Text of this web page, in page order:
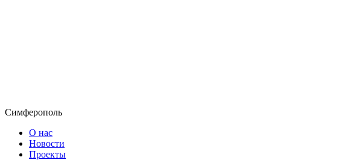
Симферополь
О нас
Новости
Проекты